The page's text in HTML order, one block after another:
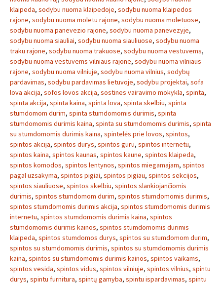
klaipeda, sodybu nuoma klaipedoje, sodybu nuoma klaipedos
rajone, sodybu nuoma moletu rajone, sodybu nuoma moletuose,
sodybu nuoma panevezio rajone, sodybu nuoma panevezyje,
sodybu nuoma siauliai, sodybu nuoma siauliuose, sodybu nuoma
traku rajone, sodybu nuoma trakuose, sodybu nuoma vestuvems,
sodybu nuoma vestuvems vilniaus rajone, sodybu nuoma vilniaus
rajone, sodybu nuoma vilniuje, sodybu nuoma vilnius, sodybų
pardavimas, sodybu pardavimas lietuvoje, sodybu projektai, sofa
lova akcija, sofos lovos akcija, sostines vairavimo mokykla, spinta,
spinta akcija, spinta kaina, spinta lova, spinta skelbiu, spinta
stumdomom durim, spinta stumdomomis durimis, spinta
stumdomomis durimis kaina, spinta su stumdomomis durimis, spinta
su stumdomomis durimis kaina, spintelės prie lovos, spintos,
spintos akcija, spintos durys, spintos guru, spintos internetu,
spintos kaina, spintos kaunas, spintos kaune, spintos klaipeda,
spintos komodos, spintos lentynos, spintos miegamajam, spintos
pagal uzsakyma, spintos pigiai, spintos pigiau, spintos sekcijos,
spintos siauliuose, spintos skelbiu, spintos slankiojančiomis
durimis, spintos stumdomom durim, spintos stumdomomis durimis,
spintos stumdomomis durimis akcija, spintos stumdomomis durimis
internetu, spintos stumdomomis durimis kaina, spintos
stumdomomis durimis kainos, spintos stumdomomis durimis
klaipeda, spintos stumdomos durys, spintos su stumdomom durim,
spintos su stumdomomis durimis, spintos su stumdomomis durimis
kaina, spintos su stumdomomis durimis kainos, spintos vaikams,
spintos vesida, spintos vidus, spintos vilniuje, spintos vilnius, spintu
durys, spintu furnitura, spintų gamyba, spintu ispardavimas, spintu